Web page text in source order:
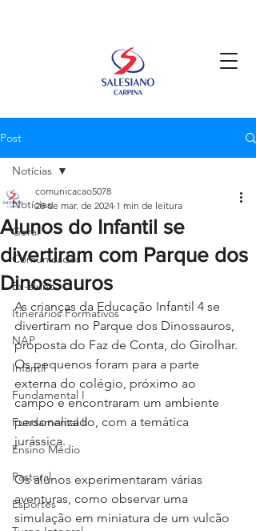
Post
Notícias
Geral
Comunicados
Ex-aluno
Itinerários Formativos
NAP
Infantil
Fundamental I
Fundamental II
Ensino Médio
Pastoral
Esportes
Notícias
Alunos do Infantil se
divertiram com Parque dos
Dinossauros
comunicacao5078
28 de mar. de 2024 1 min de leitura
As crianças da Educação Infantil 4 se
divertiram no Parque dos Dinossauros,
proposta do Faz de Conta, do Girolhar.
Os pequenos foram para a parte
externa do colégio, próximo ao
campo e encontraram um ambiente
personalizado, com a temática
jurássica.
Os alunos experimentaram várias
aventuras, como observar uma
simulação em miniatura de um vulcão